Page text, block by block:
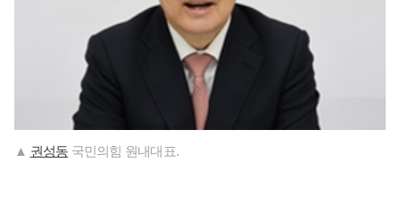
▲ 권성동 국민의힘 원내대표.